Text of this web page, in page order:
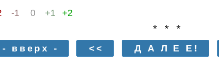
-1 0 +1 +2
* * *
- вверх - << Д А Л Е Е!